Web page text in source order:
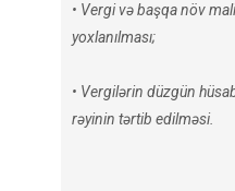
• Vergi və başqa növ
yoxlanılması;
• Vergilərin düzgün
rəyinin tərtib edilməsi.